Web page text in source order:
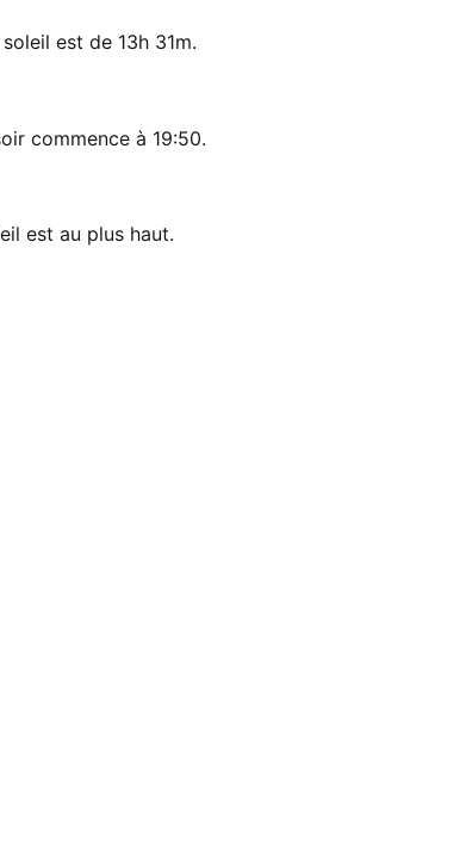
est de 13h 31m.
commence à 19:50.
est au plus haut.